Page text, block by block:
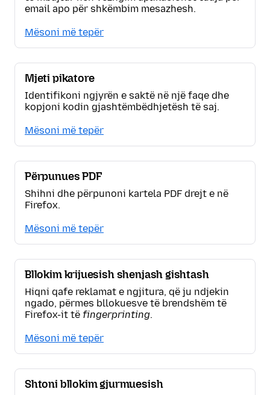
email apo për shkëmbim mesazhesh.
Mësoni më tepër
Mjeti pikatore
Identifikoni ngjyrën e saktë në një faqe dhe
kopjoni kodin gjashtëmbëdhjetësh të saj.
Mësoni më tepër
Përpunues PDF
Shihni dhe përpunoni kartela PDF drejt e në
Firefox.
Mësoni më tepër
Bllokim krijuesish shenjash gishtash
Hiqni qafe reklamat e ngjitura, që ju ndjekin
ngado, përmes bllokuesve të brendshëm të
Firefox-it të fingerprinting.
Mësoni më tepër
Shtoni bllokim gjurmuesish